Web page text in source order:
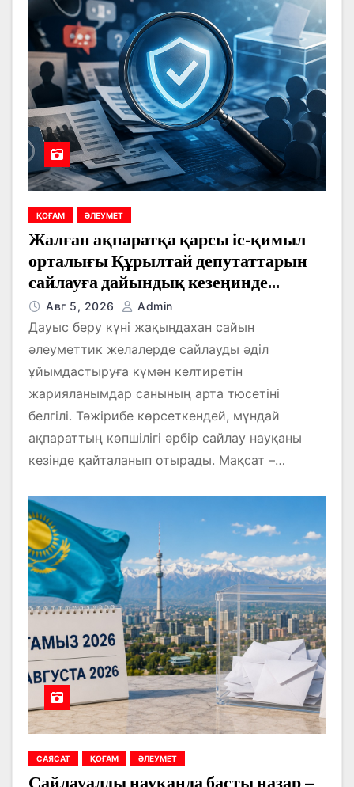
ҚОҒАМ ӘЛЕУМЕТ
Жалған ақпаратқа қарсы іс-қимыл
орталығы Құрылтай депутаттарын
сайлауға дайындық кезеңинде
ақпараттық кеңістікке мониторинга
жүргізуді жалғастыруда.
Авг 5, 2026 Admin
Дауыс беру күні жақындахан сайын
әлеуметтик желалерде сайлауды әділ
ұйымдастыруға күмән келтиретін
жарияланымдар санының арта тюсетіні
белгілі. Тәжірибе көрсеткендей, мұндай
ақпараттың көпшілігі әрбір сайлау науқаны
кезінде қайталанып отырады. Мақсат –…
САЯСАТ ҚОҒАМ ӘЛЕУМЕТ
Сайлауалды науқанда басты назар –